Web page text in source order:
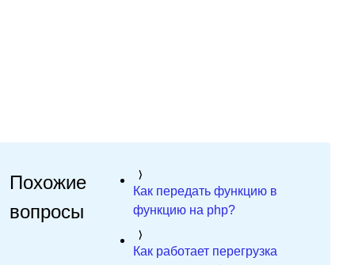
Похожие
вопросы
Как передать функцию в
функцию на php?
Как работает перегрузка